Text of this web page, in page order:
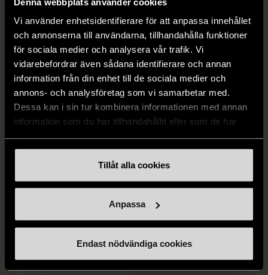
Vi använder enhetsidentifierare för att anpassa innehållet
och annonserna till användarna, tillhandahålla funktioner
för sociala medier och analysera vår trafik. Vi
vidarebefordrar även sådana identifierare och annan
information från din enhet till de sociala medier och
annons- och analysföretag som vi samarbetar med.
Dessa kan i sin tur kombinera informationen med annan
information som du har tillhandahållit eller som de har
Tillåt alla cookies
Anpassa
Endast nödvändiga cookies
159 kr
Mycket gott skick
199 kr
G-star - Jeans - blå
Gott skick
359 kr
FRÅN SAMMA VARUMÄRKE